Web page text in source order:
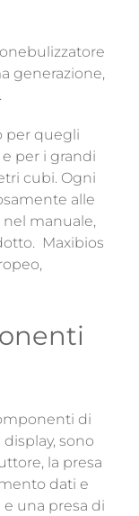
generazione,
per quegli
per i grandi
cubi. Ogni
alle
nel manuale,
Maxibios
di
sono
la presa
dati e
una presa di